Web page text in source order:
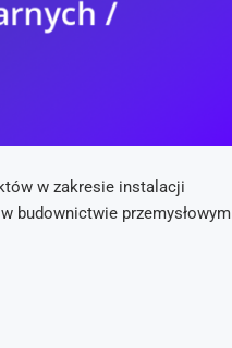
w zakresie instalacji
budownictwie przemysłowym